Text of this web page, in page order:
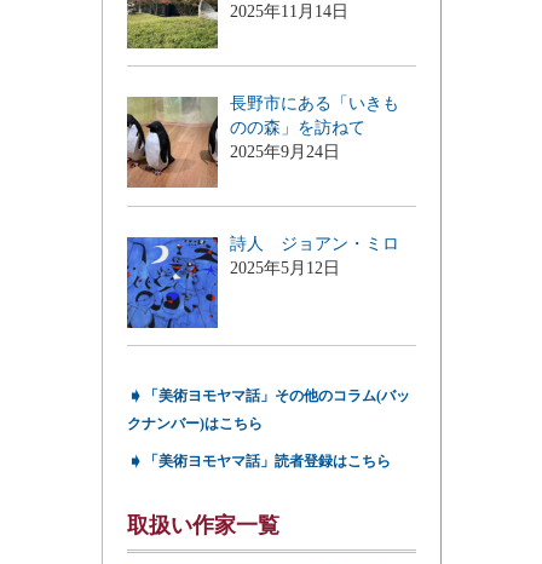
2025年11月14日
長野市にある「いきも
のの森」を訪ねて
2025年9月24日
詩人 ジョアン・ミロ
2025年5月12日
➧
「美術ヨモヤマ話」その他のコラム(バッ
クナンバー)はこちら
➧ 「美術ヨモヤマ話」読者登録はこちら
取扱い作家一覧